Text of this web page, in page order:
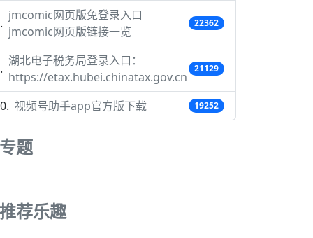
jmcomic网页版免登录入口
jmcomic网页版链接一览
22362
湖北电子税务局登录入口：
https://etax.hubei.chinatax.gov.cn
21129
视频号助手app官方版下载 19252
专题
推荐乐趣